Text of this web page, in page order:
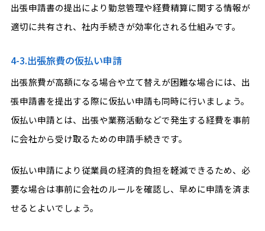
出張申請書の提出により勤怠管理や経費精算に関する情報が
適切に共有され、社内手続きが効率化される仕組みです。
4-3.出張旅費の仮払い申請
出張旅費が高額になる場合や立て替えが困難な場合には、出
張申請書を提出する際に仮払い申請も同時に行いましょう。
仮払い申請とは、出張や業務活動などで発生する経費を事前
に会社から受け取るための申請手続きです。
仮払い申請により従業員の経済的負担を軽減できるため、必
要な場合は事前に会社のルールを確認し、早めに申請を済ま
せるとよいでしょう。